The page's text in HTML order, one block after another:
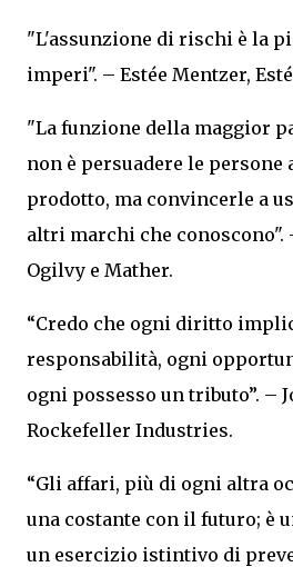
"L'assunzione di rischi è la
imperi". – Estée Mentzer,
"La funzione della maggior
non è persuadere le persone
prodotto, ma convincerle a
altri marchi che conoscono".
Ogilvy e Mather.
“Credo che ogni diritto
responsabilità, ogni
ogni possesso un tributo”. –
Rockefeller Industries.
“Gli affari, più di ogni altra
una costante con il futuro; è
un esercizio istintivo di